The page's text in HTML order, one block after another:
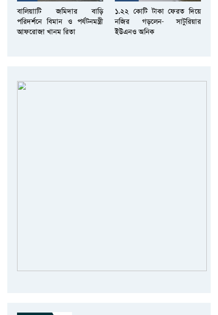
বালিয়াাটি জমিদার বাড়ি
পরিদর্শনে বিমান ও পর্যটনমন্ত্রী
আফরোজা খানম রিতা
১.২২ কোটি টাকা ফেরত দিয়ে
নজির গড়লেন- সাটুরিয়ার
ইউএনও অনিক